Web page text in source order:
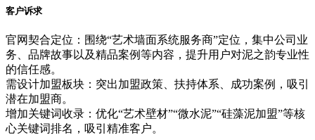
客户诉求
官网契合定位：围绕“艺术墙面系统服务商”定位，集中公司业
务、品牌故事以及精品案例等内容，提升用户对泥之韵专业性
的信任感。
需设计加盟板块：突出加盟政策、扶持体系、成功案例，吸引
潜在加盟商。
增加关键词收录：优化“艺术壁材”“微水泥”“硅藻泥加盟”等核
心关键词排名，吸引精准客户。